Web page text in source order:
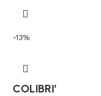
-13%
COLIBRI’